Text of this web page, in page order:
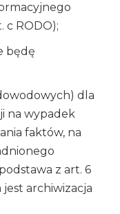
c RODO);
będę
dla
na wypadek
faktów, na
z art. 6
jest archiwizacja